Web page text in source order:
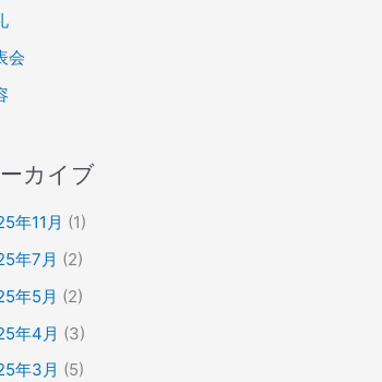
会
カイブ
年11月 (1)
年7月 (2)
年5月 (2)
年4月 (3)
年3月 (5)